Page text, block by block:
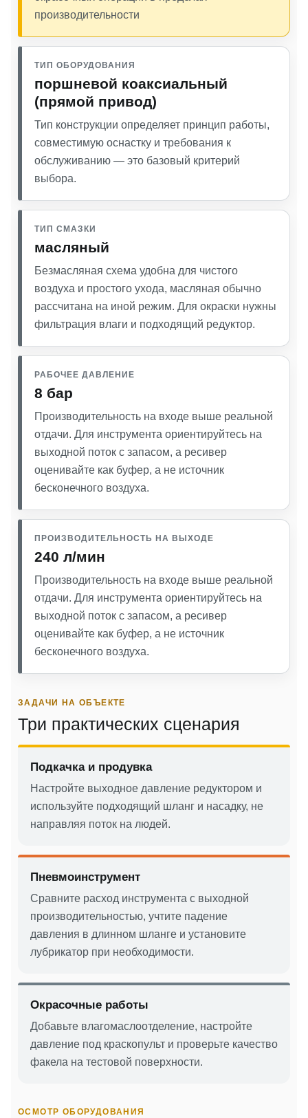
производительности
ТИП ОБОРУДОВАНИЯ
поршневой коаксиальный
(прямой привод)
Тип конструкции определяет принцип работы,
совместимую оснастку и требования к
обслуживанию — это базовый критерий
выбора.
ТИП СМАЗКИ
масляный
Безмасляная схема удобна для чистого
воздуха и простого ухода, масляная обычно
рассчитана на иной режим. Для окраски нужны
фильтрация влаги и подходящий редуктор.
РАБОЧЕЕ ДАВЛЕНИЕ
8 бар
Производительность на входе выше реальной
отдачи. Для инструмента ориентируйтесь на
выходной поток с запасом, а ресивер
оценивайте как буфер, а не источник
бесконечного воздуха.
ПРОИЗВОДИТЕЛЬНОСТЬ НА ВЫХОДЕ
240 л/мин
Производительность на входе выше реальной
отдачи. Для инструмента ориентируйтесь на
выходной поток с запасом, а ресивер
оценивайте как буфер, а не источник
бесконечного воздуха.
ЗАДАЧИ НА ОБЪЕКТЕ
Три практических сценария
Подкачка и продувка
Настройте выходное давление редуктором и
используйте подходящий шланг и насадку, не
направляя поток на людей.
Пневмоинструмент
Сравните расход инструмента с выходной
производительностью, учтите падение
давления в длинном шланге и установите
лубрикатор при необходимости.
Окрасочные работы
Добавьте влагомаслоотделение, настройте
давление под краскопульт и проверьте качество
факела на тестовой поверхности.
ОСМОТР ОБОРУДОВАНИЯ